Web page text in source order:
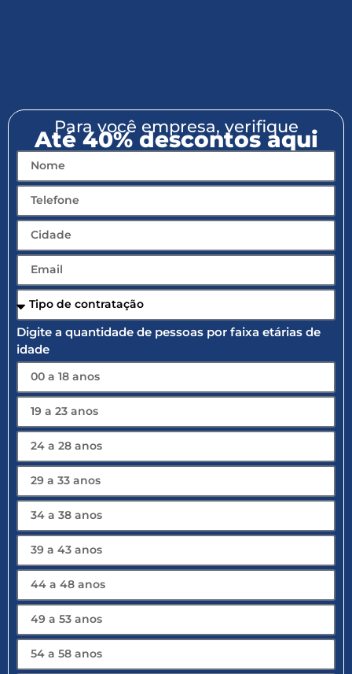
Para você empresa, verifique
Até 40% descontos aqui
Digite a quantidade de pessoas por faixa etárias de
idade